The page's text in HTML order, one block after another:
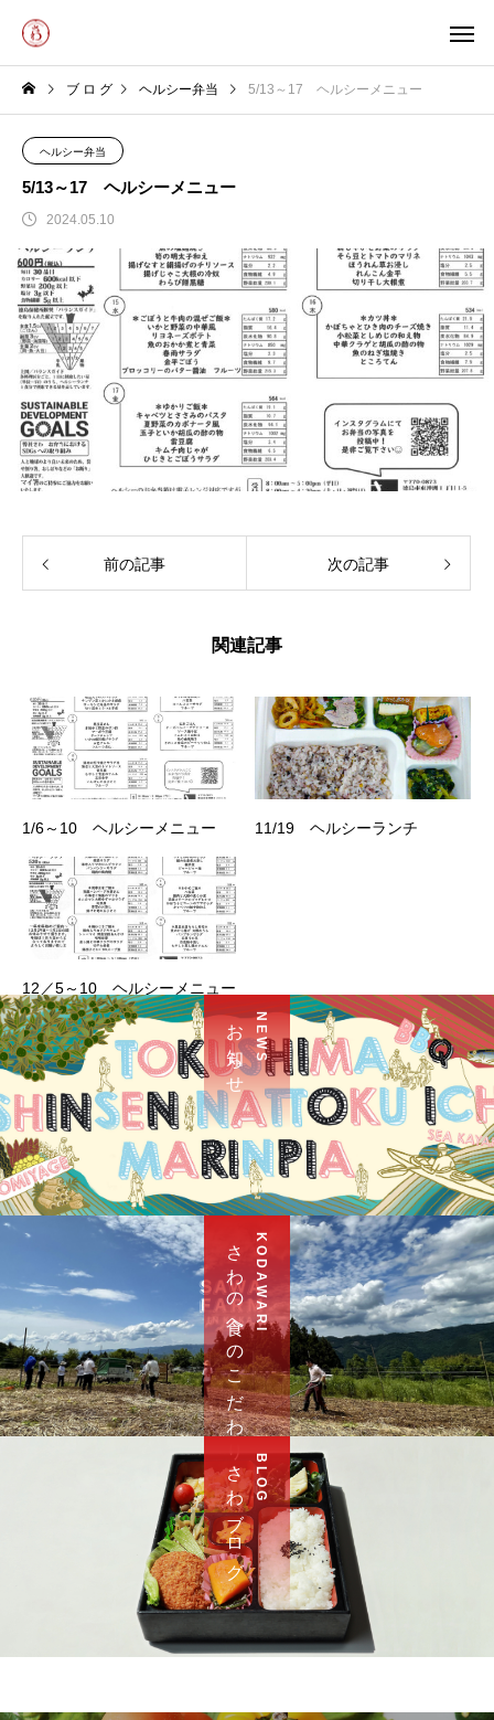
ブ ロ グ ヘルシー弁当 5/13～17 ヘルシーメニュー
ヘルシー弁当
5/13～17 ヘルシーメニュー
2024.05.10
前の記事 次の記事
関連記事
1/6～10 ヘルシーメニュー 11/19 ヘルシーランチ
12／5～10 ヘルシーメニュー
N E W S
お 知 ら せ
K O D A W A R I
さ わ の 食 へ の こ だ わ り
B L O G
さ わ ブ ロ グ